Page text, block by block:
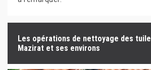
Les opérations de nettoyage des
Mazirat et ses environs